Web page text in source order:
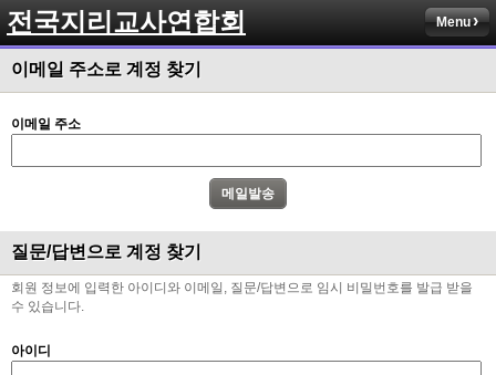
전국지리교사연합회 Menu
이메일 주소로 계정 찾기
이메일 주소
질문/답변으로 계정 찾기
회원 정보에 입력한 아이디와 이메일, 질문/답변으로 임시 비밀번호를 발급 받을
수 있습니다.
아이디